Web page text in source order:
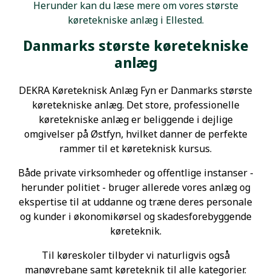
Herunder kan du læse mere om vores største
køretekniske anlæg i Ellested.
Danmarks største køretekniske
anlæg
DEKRA Køreteknisk Anlæg Fyn er Danmarks største
køretekniske anlæg. Det store, professionelle
køretekniske anlæg er beliggende i dejlige
omgivelser på Østfyn, hvilket danner de perfekte
rammer til et køreteknisk kursus.
Både private virksomheder og offentlige instanser -
herunder politiet - bruger allerede vores anlæg og
ekspertise til at uddanne og træne deres personale
og kunder i økonomikørsel og skadesforebyggende
køreteknik.
Til køreskoler tilbyder vi naturligvis også
manøvrebane samt køreteknik til alle kategorier.